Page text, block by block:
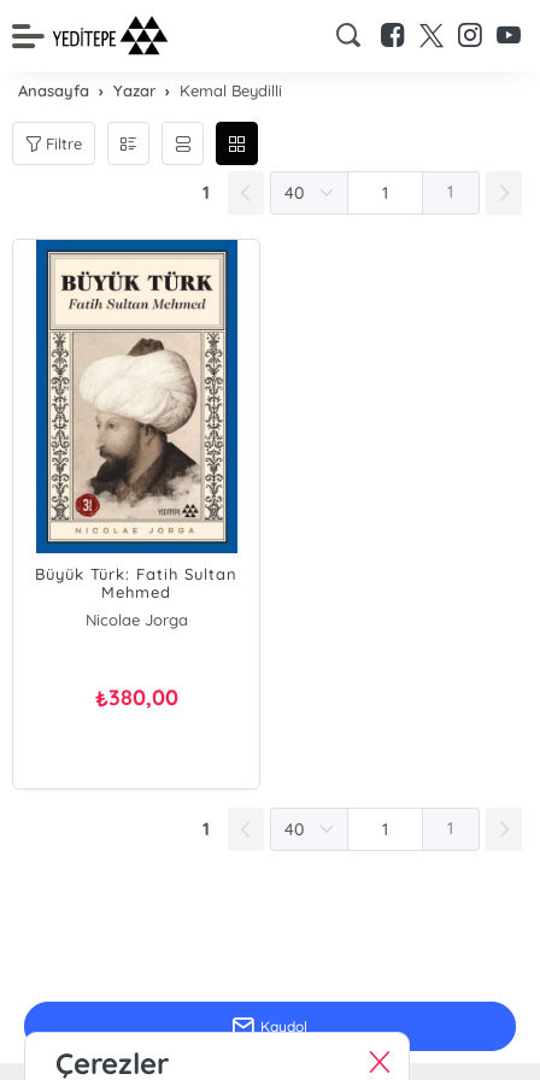
Anasayfa Yazar Kemal Beydilli
Filtre
1 1
Büyük Türk: Fatih Sultan
Mehmed
Nicolae Jorga
₺380,00
1 1
Kaydol
Çerezler